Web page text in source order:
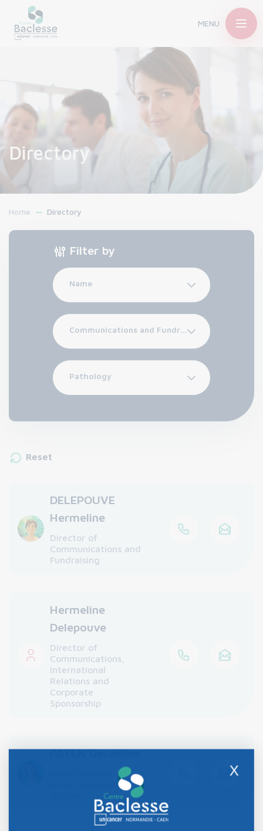
MENU
Directory
Home Directory
Filter by
Name
Pathology
Reset
DELEPOUVE
Hermeline
Director of
Communications and
Fundraising
Hermeline
Delepouve
Director of
Communications,
International
Relations and
Corporate
Sponsorship
PAYEN Géraldine
Donor Relations
X